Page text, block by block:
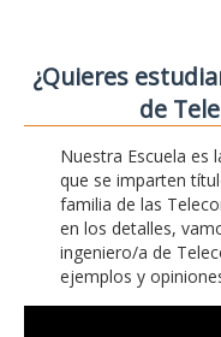
¿Quieres
de
Nuestra Escuela es
que se imparten
familia de las
en los detalles,
ingeniero/a de
ejemplos y